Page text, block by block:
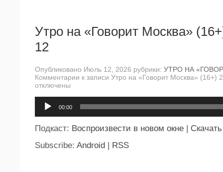
Утро на «Говорит Москва»
12
Опубликовано Июль 12, 2026 рубрики: УТРО НА
Комментарии к записи Утро на «Говорит Москва» (16+)
отключены
00:00
Подкаст: Воспроизвести в новом окне
Скачать
Subscribe: Android RSS